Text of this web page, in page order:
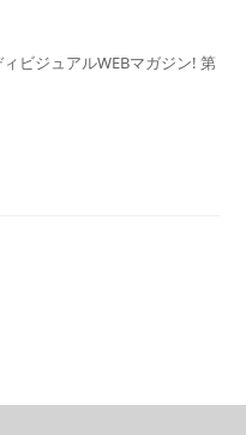
ビジュアルWEBマガジン! 第